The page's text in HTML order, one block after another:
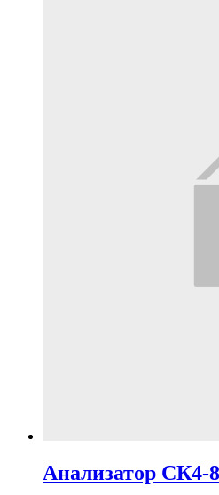
Анализатор СК4-